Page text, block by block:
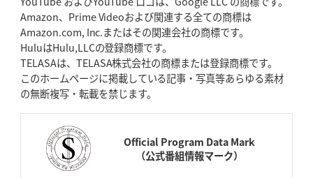
Amazon、Prime Videoおよび関連する全ての商標は
Amazon.com, Inc.またはその関連会社の商標です。
HuluはHulu,LLCの登録商標です。
TELASAは、TELASA株式会社の商標または登録商標です。
このホームページに掲載している記事・写真等あらゆる素材
の無断複写・転載を禁じます。
Official Program Data Mark
（公式番組情報マーク）